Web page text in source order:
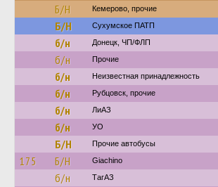
Б/Н Кемерово, прочие
Б/Н Сухумское ПАТП
б/н Донецк, ЧП/ФЛП
б/н Прочие
б/н Неизвестная принадлежность
б/н Рубцовск, прочие
б/н ЛиАЗ
б/н УО
Б/Н Прочие автобусы
175 Б/Н Giachino
б/н ТагАЗ